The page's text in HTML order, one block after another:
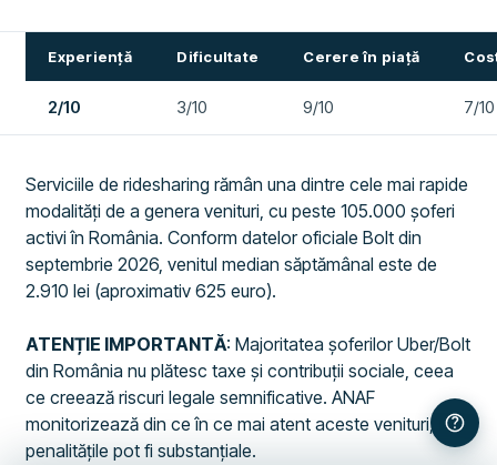
Experiență Dificultate Cerere în piață
2/10 3/10 9/10 7/10
Serviciile de ridesharing rămân una dintre cele mai rapide
modalități de a genera venituri, cu peste 105.000 șoferi
activi în România. Conform datelor oficiale Bolt din
septembrie 2026, venitul median săptămânal este de
2.910 lei (aproximativ 625 euro).
ATENȚIE IMPORTANTĂ: Majoritatea șoferilor Uber/Bolt
din România nu plătesc taxe și contribuții sociale, ceea
ce creează riscuri legale semnificative. ANAF
monitorizează din ce în ce mai atent aceste venituri, iar
penalitățile pot fi substanțiale.